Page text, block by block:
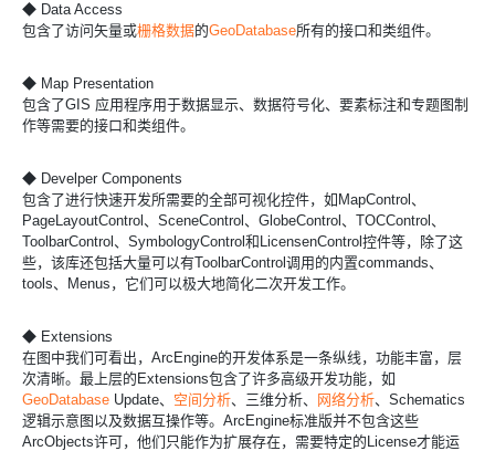
◆ Data Access
包含了访问矢量或栅格数据的GeoDatabase所有的接口和类组件。
◆ Map Presentation
包含了GIS 应用程序用于数据显示、数据符号化、要素标注和专题图制
作等需要的接口和类组件。
◆ Develper Components
包含了进行快速开发所需要的全部可视化控件，如MapControl、
PageLayoutControl、SceneControl、GlobeControl、TOCControl、
ToolbarControl、SymbologyControl和LicensenControl控件等，除了这
些，该库还包括大量可以有ToolbarControl调用的内置commands、
tools、Menus，它们可以极大地简化二次开发工作。
◆ Extensions
在图中我们可看出，ArcEngine的开发体系是一条纵线，功能丰富，层
次清晰。最上层的Extensions包含了许多高级开发功能，如
GeoDatabase Update、 空间分析、三维分析、 网络分析、Schematics
逻辑示意图以及数据互操作等。ArcEngine标准版并不包含这些
ArcObjects许可，他们只能作为扩展存在，需要特定的License才能运